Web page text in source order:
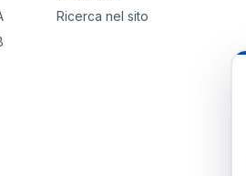
Ricerca nel sito